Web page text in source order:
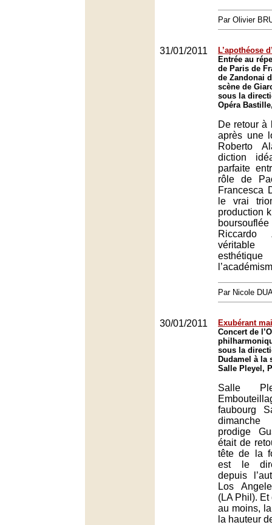
Par Olivier
31/01/2011
L’apothéose
Entrée au
de Paris de
de Zandonai
scène de
sous la
Opéra
De retour à
après une
Roberto
diction
parfaite
rôle de
Francesca
le vrai
production
Riccardo
Par Nicole
30/01/2011
Exubérant
Concert de
sous la
Dudamel à la
Salle Pleyel,
Salle
faubourg
prodige
était de
tête de la
est le
depuis
Los
(LA Phil).
au moins,
la hauteur